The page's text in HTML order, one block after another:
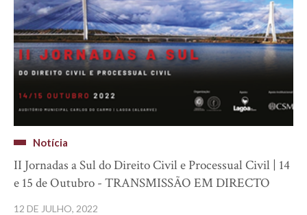
Notícia
II Jornadas a Sul do Direito Civil e Processual Civil | 14
e 15 de Outubro - TRANSMISSÃO EM DIRECTO
12 DE JULHO, 2022